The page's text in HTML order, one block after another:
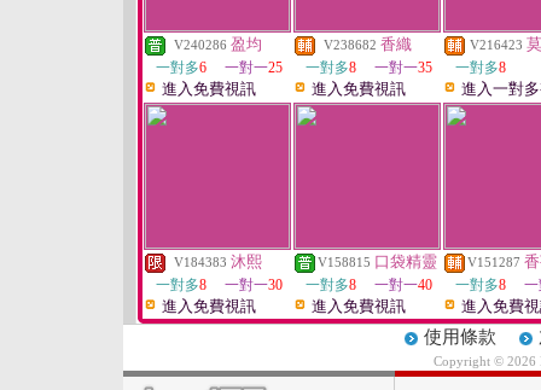
V240286 盈均
一對多6 一對一25
進入免費視訊
V238682 香織
一對多8 一對一35
進入免費視訊
V216423
一對多8
進入一對
V184383 沐熙
一對多8 一對一30
進入免費視訊
V158815 口袋精靈
一對多8 一對一40
進入免費視訊
V151287
一對多8
進入免費
使用條款
Copyright © 2026